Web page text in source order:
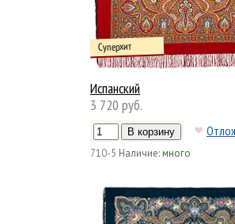
Испанский
Суперхит
3 720 руб.
710-5 Наличие:много